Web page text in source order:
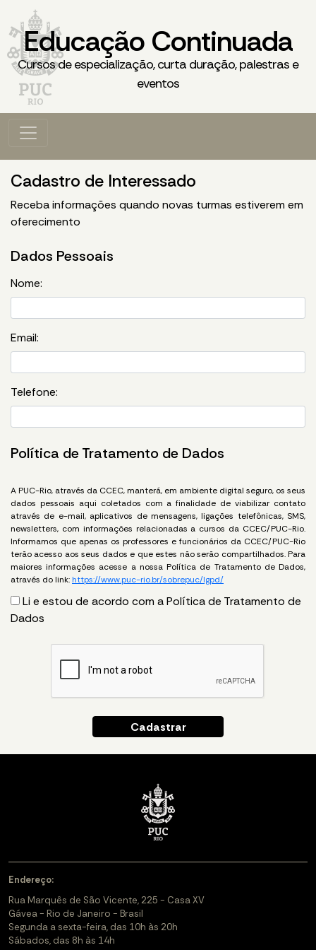
Educação Continuada
Cursos de especialização, curta duração, palestras e
eventos
Cadastro de Interessado
Receba informações quando novas turmas estiverem em
oferecimento
Dados Pessoais
Nome:
Email:
Telefone:
Política de Tratamento de Dados
A PUC-Rio, através da CCEC, manterá, em ambiente digital seguro, os seus
dados pessoais aqui coletados com a finalidade de viabilizar contato
através de e-mail, aplicativos de mensagens, ligações telefônicas, SMS,
newsletters, com informações relacionadas a cursos da CCEC/PUC-Rio.
Informamos que apenas os professores e funcionários da CCEC/PUC-Rio
terão acesso aos seus dados e que estes não serão compartilhados. Para
maiores informações acesse a nossa Política de Tratamento de Dados,
através do link: https://www.puc-rio.br/sobrepuc/lgpd/
Li e estou de acordo com a Política de Tratamento de
Dados
Endereço:
Rua Marquês de São Vicente, 225 - Casa XV
Gávea - Rio de Janeiro - Brasil
Segunda a sexta-feira, das 10h às 20h
Sábados, das 8h às 14h